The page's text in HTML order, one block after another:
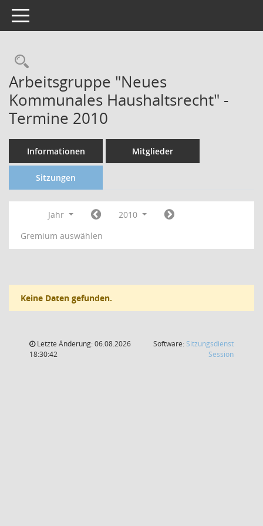
Toggle navigation
Arbeitsgruppe "Neues
Kommunales Haushaltsrecht" -
Termine 2010
Informationen Mitglieder
Sitzungen
Jahr
2010
Gremium auswählen
Keine Daten gefunden.
Letzte Änderung: 06.08.2026
18:30:42
Software: Sitzungsdienst
Session(Wird in